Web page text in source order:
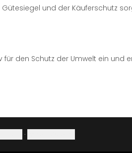
und der Käuferschutz
für den Schutz der Umwelt ein und
·